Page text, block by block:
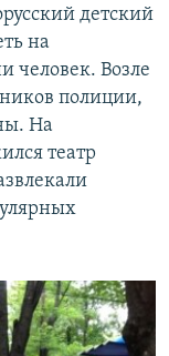
детский
на
человек. Возле
полиции,
На
театр